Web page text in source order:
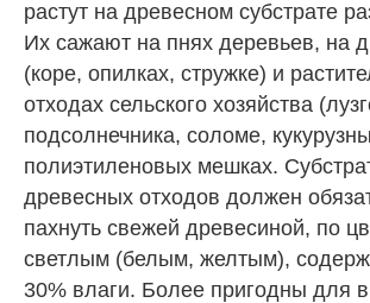
растут на древесном субстрате
Их сажают на пнях деревьев, на
(коре, опилках, стружке) и
отходах сельского хозяйства
подсолнечника, соломе,
полиэтиленовых мешках.
древесных отходов должен
пахнуть свежей древесиной, по
светлым (белым, желтым),
30% влаги. Более пригодны для